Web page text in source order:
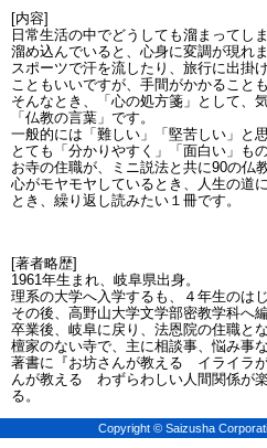
[内容]
日常生活の中でどうしても溜まってし
溜め込んでいると、心身に変調が現れま
スポーツで汗を流したり、旅行に出掛
こともいいですが、手間がかかることも
そんなとき、「心の処方箋」として、
「仏教の言葉」です。
一般的には「難しい」「堅苦しい」と
とても「分かりやすく」「面白い」も
お寺の住職が、ミニ説法と共に90の仏
心がモヤモヤしているとき、人生の道
とき、繰り返し読みたい１冊です。
[著者略歴]
1961年生まれ、岐阜県出身。
理系の大学へ入学するも、４年生のはじ
その後、高野山大学文学部密教学科へ編
卒業後、岐阜に戻り、法恩院の住職とな
檀家のない寺で、主に相談事、悩み事
著書に『お坊さんが教える イライラ
んが教える わずらわしい人間関係が
る。
Copyright © Saizusha